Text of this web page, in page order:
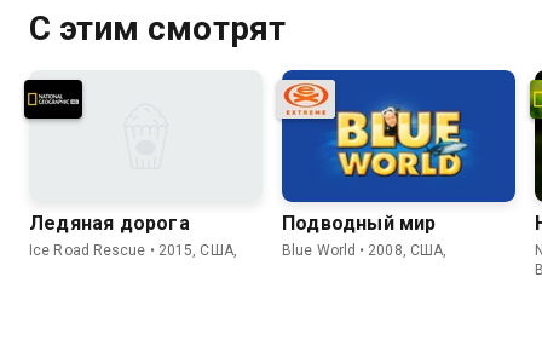
С этим смотрят
Ледяная дорога
Ice Road Rescue • 2015, США,
Подводный мир
Blue World • 2008, США,